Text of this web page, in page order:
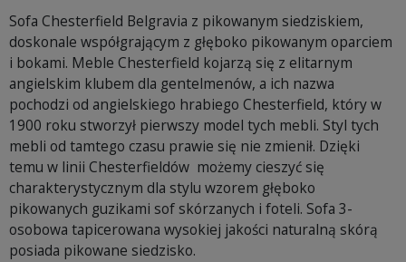
Sofa Chesterfield Belgravia z pikowanym siedziskiem,
doskonale współgrającym z głęboko pikowanym oparciem
i bokami. Meble Chesterfield kojarzą się z elitarnym
angielskim klubem dla gentelmenów, a ich nazwa
pochodzi od angielskiego hrabiego Chesterfield, który w
1900 roku stworzył pierwszy model tych mebli. Styl tych
mebli od tamtego czasu prawie się nie zmienił. Dzięki
temu w linii Chesterfieldów możemy cieszyć się
charakterystycznym dla stylu wzorem głęboko
pikowanych guzikami sof skórzanych i foteli. Sofa 3-
osobowa tapicerowana wysokiej jakości naturalną skórą
posiada pikowane siedzisko.